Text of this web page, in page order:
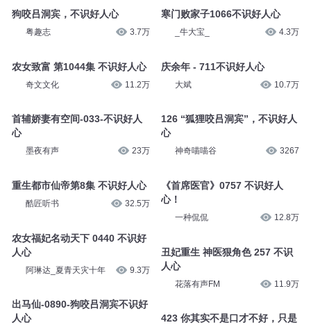
狗咬吕洞宾，不识好人心
粤趣志 3.7万
农女致富 第1044集 不识好人心
奇文文化 11.2万
首辅娇妻有空间-033-不识好人
心
墨夜有声 23万
重生都市仙帝第8集 不识好人心
酷匠听书 32.5万
农女福妃名动天下 0440 不识好
人心
阿琳达_夏青天灾十年 9.3万
出马仙-0890-狗咬吕洞宾不识好
人心
寒门败家子1066不识好人心
_牛大宝_ 4.3万
庆余年 - 711不识好人心
大斌 10.7万
126 “狐狸咬吕洞宾”，不识好人
心
神奇喵喵谷 3267
《首席医官》0757 不识好人
心！
一种侃侃 12.8万
丑妃重生 神医狠角色 257 不识
人心
花落有声FM 11.9万
423 你其实不是口才不好，只是